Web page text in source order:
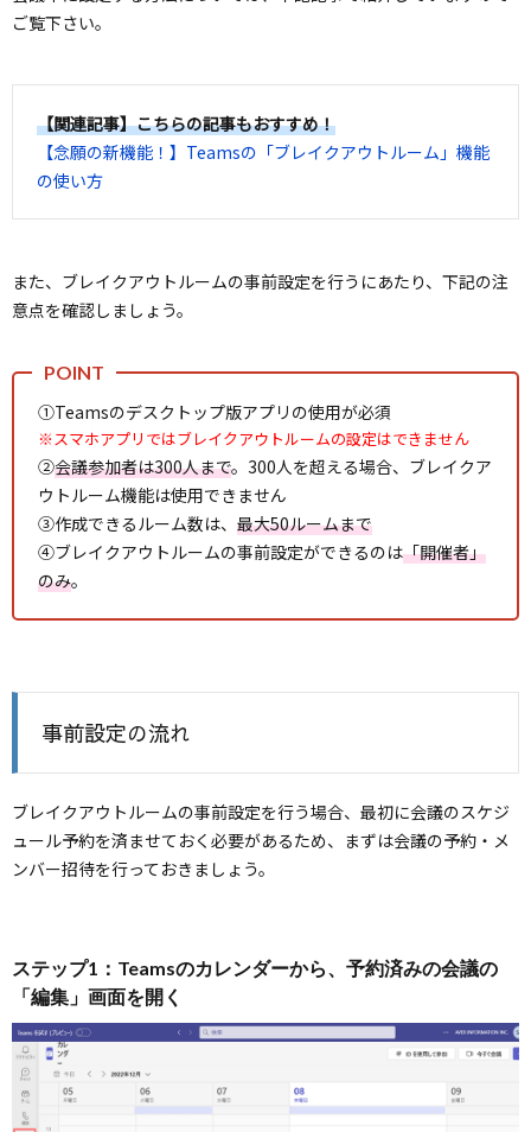
ご覧下さい。
【関連記事】こちらの記事もおすすめ！
【念願の新機能！】Teamsの「ブレイクアウトルーム」機能
の使い方
また、ブレイクアウトルームの事前設定を行うにあたり、下記の注
意点を確認しましょう。
①Teamsのデスクトップ版アプリの使用が必須
※スマホアプリではブレイクアウトルームの設定はできません
②会議参加者は300人まで。300人を超える場合、ブレイクア
ウトルーム機能は使用できません
③作成できるルーム数は、 最大50ルームまで
④ブレイクアウトルームの事前設定ができるのは「開催者」
のみ。
事前設定の流れ
ブレイクアウトルームの事前設定を行う場合、最初に会議のスケジ
ュール予約を済ませておく必要があるため、まずは会議の予約・メ
ンバー招待を行っておきましょう。
ステップ1：Teamsのカレンダーから、予約済みの会議の
「編集」画面を開く